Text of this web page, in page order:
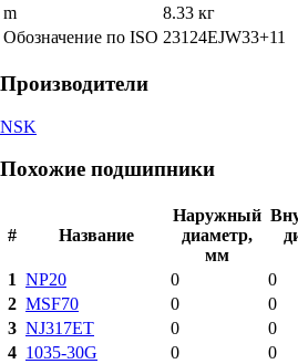
m
8.33 кг
Обозначение по ISO 23124EJW33+11
Производители
NSK
Похожие подшипники
# Название
Наружный
диаметр,
мм
1 NP20 0 0
2 MSF70 0 0
3 NJ317ET 0 0
4 1035-30G 0 0